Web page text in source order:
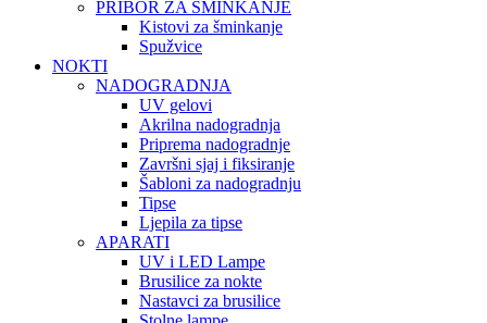
PRIBOR ZA ŠMINKANJE
Kistovi za šminkanje
Spužvice
NOKTI
NADOGRADNJA
UV gelovi
Akrilna nadogradnja
Priprema nadogradnje
Završni sjaj i fiksiranje
Šabloni za nadogradnju
Tipse
Ljepila za tipse
APARATI
UV i LED Lampe
Brusilice za nokte
Nastavci za brusilice